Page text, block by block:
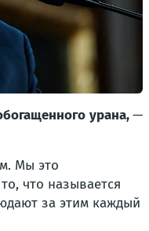
урана,—
Мы это
что называется
за этим каждый